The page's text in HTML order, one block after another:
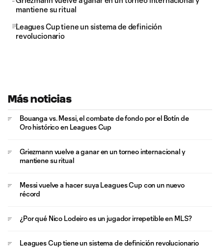
mantiene su ritual
Leagues Cup tiene un sistema de definición
revolucionario
Más noticias
Bouanga vs. Messi, el combate de fondo por el Botín de
Oro histórico en Leagues Cup
Griezmann vuelve a ganar en un torneo internacional y
mantiene su ritual
Messi vuelve a hacer suya Leagues Cup con un nuevo
récord
¿Por qué Nico Lodeiro es un jugador irrepetible en MLS?
Leagues Cup tiene un sistema de definición revolucionario